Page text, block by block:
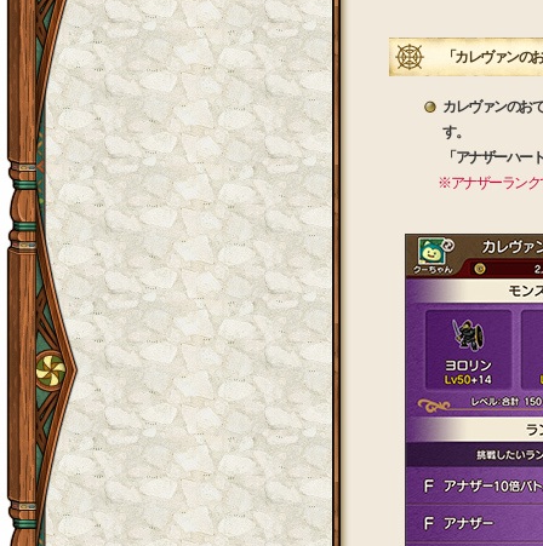
「カレヴァンの
カレヴァンのお
す。
「アナザーハー
※アナザーランク